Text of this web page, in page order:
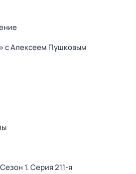
с Алексеем Пушковым
1. Серия 211-я